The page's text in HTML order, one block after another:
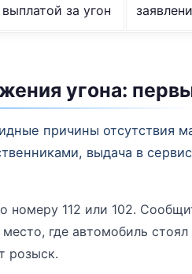
выплатой за угон
угона:
причины отсутствия
выдача в
номеру 112 или 102.
где автомобиль
розыск.